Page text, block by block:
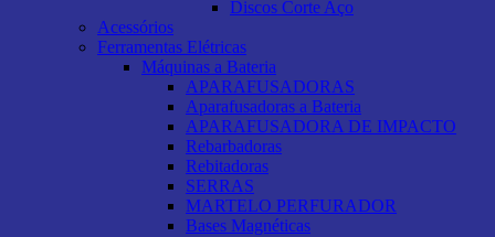
Discos Corte Aço
Acessórios
Ferramentas Elétricas
Máquinas a Bateria
APARAFUSADORAS
Aparafusadoras a Bateria
APARAFUSADORA DE IMPACTO
Rebarbadoras
Rebitadoras
SERRAS
MARTELO PERFURADOR
Bases Magnéticas